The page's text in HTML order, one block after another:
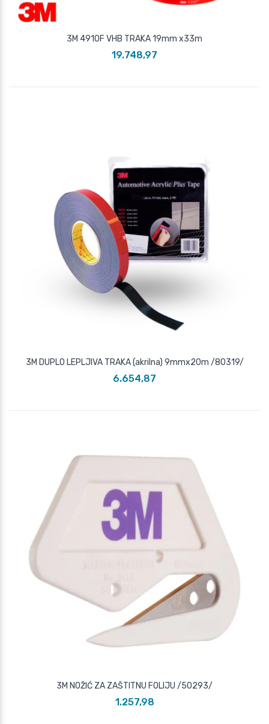
3M 4910F VHB TRAKA 19mm x33m
19.748,97
3M DUPLO LEPLJIVA TRAKA (akrilna) 9mmx20m /80319/
6.654,87
3M NOŽIĆ ZA ZAŠTITNU FOLIJU /50293/
1.257,98